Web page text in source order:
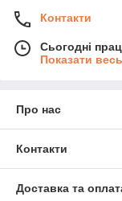
Контакти
Сьогодні
Показати
Про нас
Контакти
Доставка та